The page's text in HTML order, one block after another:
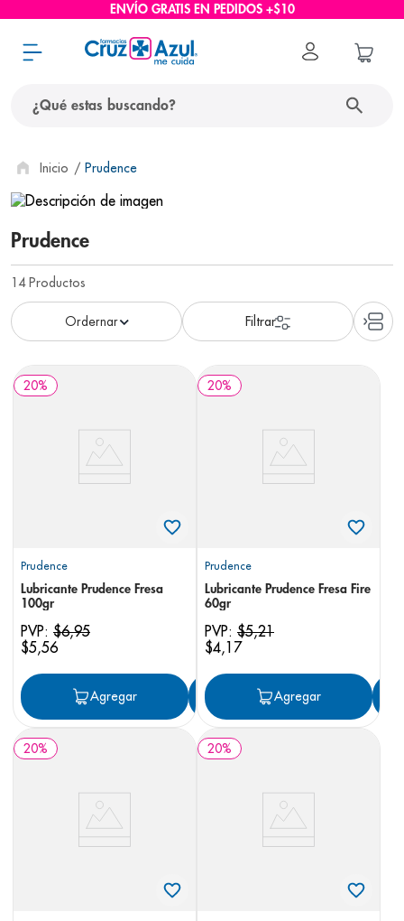
ENVÍO GRATIS EN PEDIDOS +$10
Prudence
Prudence
14Productos
20%
Prudence
Lubricante Prudence Fresa
100gr
PVP: $6,95
$5,56
Agregar Agregar
20%
Prudence
Lubricante Prudence Fresa Fire
60gr
PVP: $5,21
$4,17
Agregar
20% 20%
términos más buscados
1. protector solar
2. pañales
3. eucerin
4. cerave
nivea
6. shampoo
7.
pediasure
desodorante